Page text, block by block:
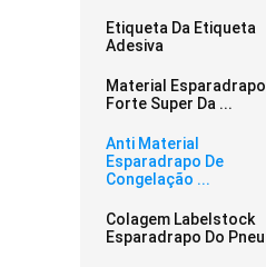
Etiqueta Da Etiqueta
Adesiva
Material Esparadrapo
Forte Super Da ...
Anti Material
Esparadrapo De
Congelação ...
Colagem Labelstock
Esparadrapo Do Pneu